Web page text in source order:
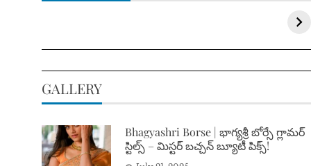
GALLERY
Bhagyashri Borse | భాగ్యశ్రీ బోర్సే గ్లామర్
స్టిల్స్ – మిస్టర్ బచ్చన్ బ్యూటీ పిక్స్!